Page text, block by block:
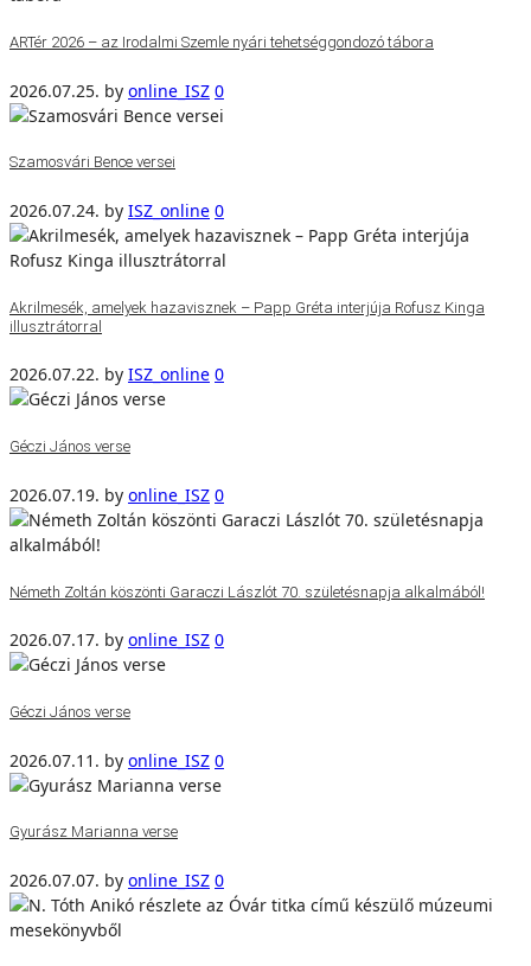
ARTér 2026 – az Irodalmi Szemle nyári tehetséggondozó tábora
2026.07.25. by online_ISZ 0
Szamosvári Bence versei
2026.07.24. by ISZ_online 0
Akrilmesék, amelyek hazavisznek – Papp Gréta interjúja Rofusz Kinga
illusztrátorral
2026.07.22. by ISZ_online 0
Géczi János verse
2026.07.19. by online_ISZ 0
Németh Zoltán köszönti Garaczi Lászlót 70. születésnapja alkalmából!
2026.07.17. by online_ISZ 0
Géczi János verse
2026.07.11. by online_ISZ 0
Gyurász Marianna verse
2026.07.07. by online_ISZ 0